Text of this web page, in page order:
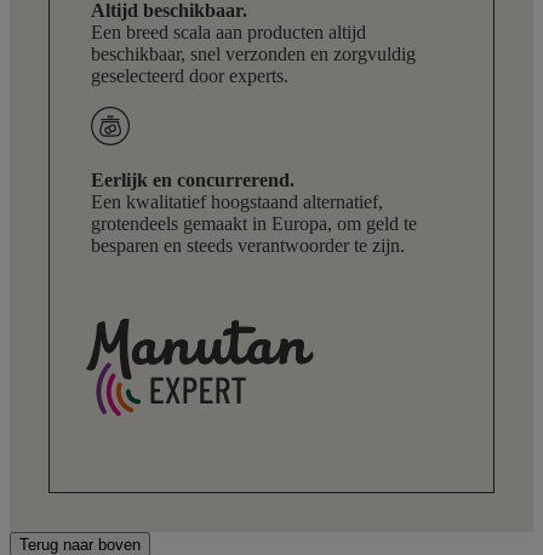
Altijd beschikbaar.
Een breed scala aan producten altijd
beschikbaar, snel verzonden en zorgvuldig
geselecteerd door experts.
Eerlijk en concurrerend.
Een kwalitatief hoogstaand alternatief,
grotendeels gemaakt in Europa, om geld te
besparen en steeds verantwoorder te zijn.
Terug naar boven